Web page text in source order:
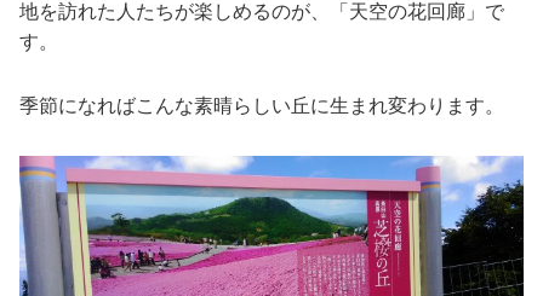
地を訪れた人たちが楽しめるのが、「天空の花回廊」で
す。
季節になればこんな素晴らしい丘に生まれ変わります。